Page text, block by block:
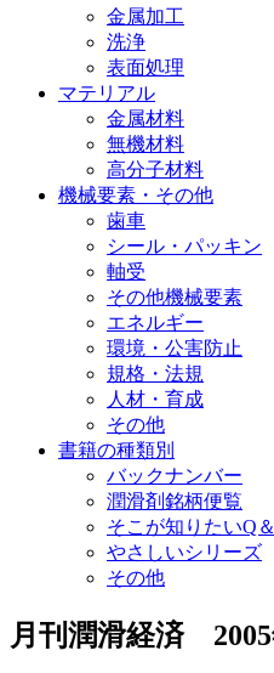
金属加工
洗浄
表面処理
マテリアル
金属材料
無機材料
高分子材料
機械要素・その他
歯車
シール・パッキン
軸受
その他機械要素
エネルギー
環境・公害防止
規格・法規
人材・育成
その他
書籍の種類別
バックナンバー
潤滑剤銘柄便覧
そこが知りたいQ
やさしいシリーズ
その他
月刊潤滑経済